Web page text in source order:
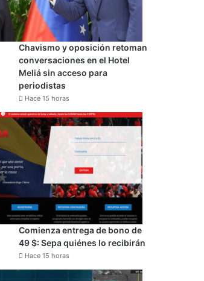
Chavismo y oposición retoman
conversaciones en el Hotel
Meliá sin acceso para
periodistas
Hace 15 horas
Comienza entrega de bono de
49 $: Sepa quiénes lo recibirán
Hace 15 horas